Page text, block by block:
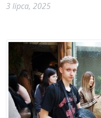
3 lipca, 2025